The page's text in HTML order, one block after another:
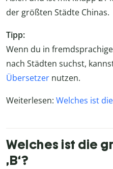
der größten Städte Chinas.
Tipp:
Wenn du in
nach Städten suchst,
Übersetzer nutzen.
Weiterlesen: Welches ist
Welches ist die
‚B‘?